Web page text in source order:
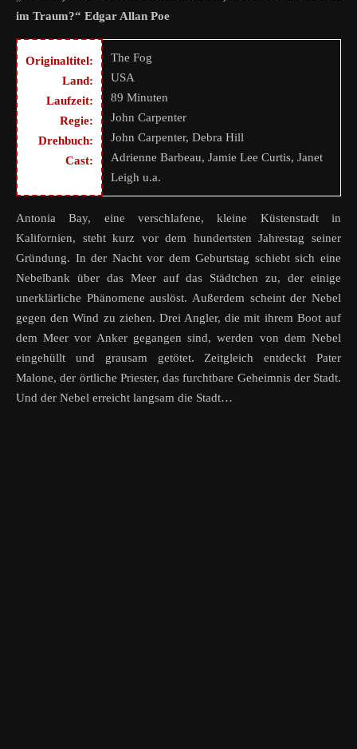
im Traum?“ Edgar Allan Poe
Originaltitel:
Land:
Laufzeit:
Regie:
Drehbuch:
Cast:
The Fog
USA
89 Minuten
John Carpenter
John Carpenter, Debra Hill
Adrienne Barbeau, Jamie Lee Curtis, Janet
Leigh u.a.
Antonia Bay, eine verschlafene, kleine Küstenstadt in
Kalifornien, steht kurz vor dem hundertsten Jahrestag seiner
Gründung. In der Nacht vor dem Geburtstag schiebt sich eine
Nebelbank über das Meer auf das Städtchen zu, der einige
unerklärliche Phänomene auslöst. Außerdem scheint der Nebel
gegen den Wind zu ziehen. Drei Angler, die mit ihrem Boot auf
dem Meer vor Anker gegangen sind, werden von dem Nebel
eingehüllt und grausam getötet. Zeitgleich entdeckt Pater
Malone, der örtliche Priester, das furchtbare Geheimnis der Stadt.
Und der Nebel erreicht langsam die Stadt…